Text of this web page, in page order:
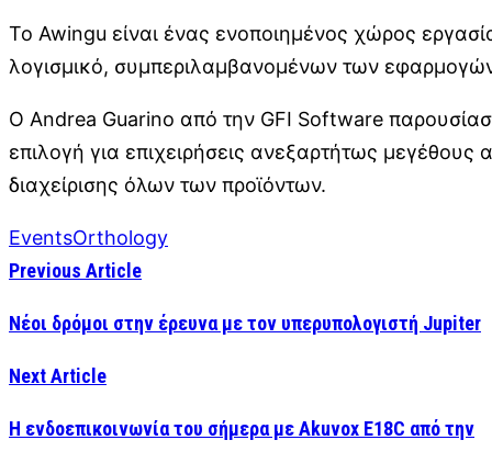
Το Awingu είναι ένας ενοποιημένος χώρος
λογισμικό, συμπεριλαμβανομένων των
Ο Andrea Guarino από την GFI Software
επιλογή για επιχειρήσεις ανεξαρτήτως
διαχείρισης όλων των προϊόντων.
EventsOrthology
Previous Article
Νέοι δρόμοι στην έρευνα με τον υπερυπολογιστή Jupiter
Next Article
Η ενδοεπικοινωνία του σήμερα με Akuvox E18C από την